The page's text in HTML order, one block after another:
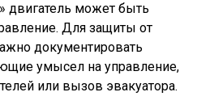
двигатель может быть
Для защиты от
документировать
умысел на управление,
или вызов эвакуатора.